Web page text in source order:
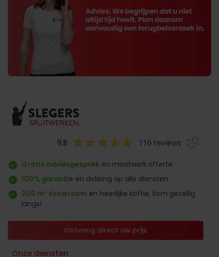
9.8 116 reviews
Gratis adviesgesprek en maatwerk offerte
100% garantie en dekking op alle diensten.
200 m² showroom en heerlijke koffie, kom gezellig
langs!
Ontvang direct uw prijs
Onze diensten